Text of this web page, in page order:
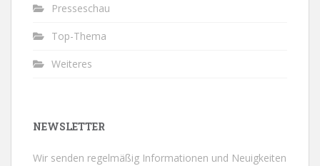
Presseschau
Top-Thema
Weiteres
NEWSLETTER
Wir senden regelmäßig Informationen und Neuigkeiten